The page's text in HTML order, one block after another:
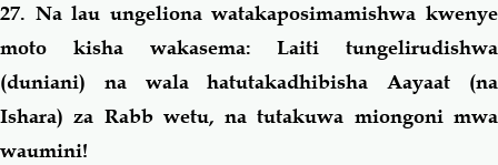
27. Na lau ungeliona watakaposimamishwa kwenye
moto kisha wakasema: Laiti tungelirudishwa
(duniani) na wala hatutakadhibisha Aayaat (na
Ishara) za Rabb wetu, na tutakuwa miongoni mwa
waumini!